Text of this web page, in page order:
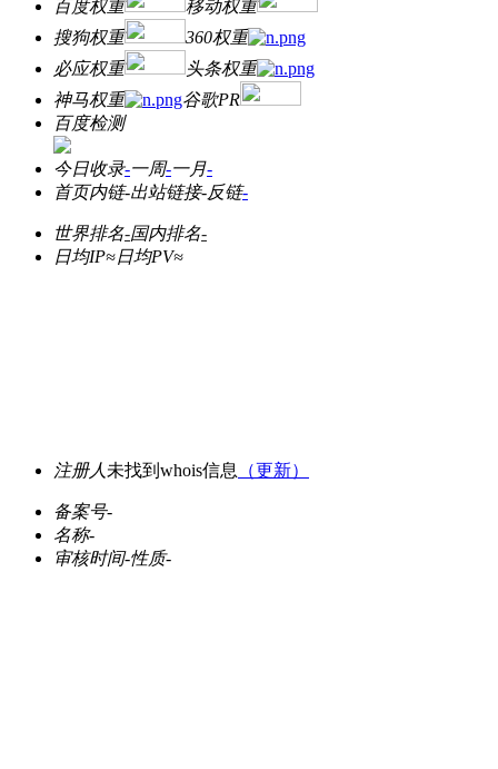
百度权重
移动权重
搜狗权重
360权重
必应权重
头条权重
神马权重
谷歌PR
百度检测
今日收录-一周-一月-
首页内链-出站链接-反链-
世界排名-国内排名-
日均IP≈日均PV≈
注册人 未找到whois信息 （更新）
备案号-
名称-
审核时间-性质-